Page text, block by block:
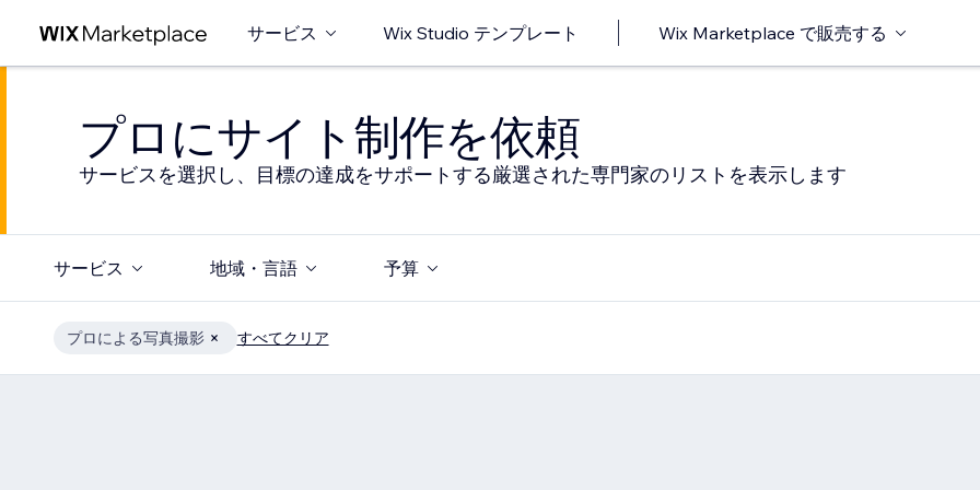
サービス Wix Studio テンプレート Wix Marketplace で販売する
プロにサイト制作を依頼
サービスを選択し、目標の達成をサポートする厳選された専門家のリストを表示します
サービス 地域・言語 予算
プロによる写真撮影 すべてクリア